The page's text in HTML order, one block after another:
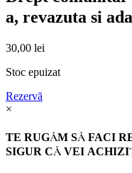
a, revazuta si
30,00 lei
Stoc epuizat
Rezervă
×
TE RUGĂM SĂ FACI
SIGUR CĂ VEI